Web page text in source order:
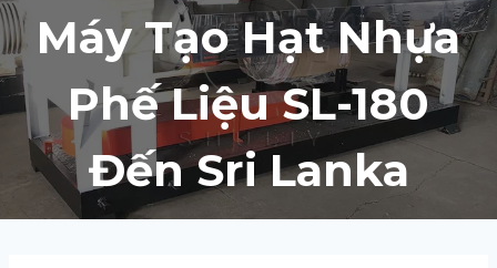
Máy Tạo Hạt Nhựa
Phế Liệu SL-180
Đến Sri Lanka